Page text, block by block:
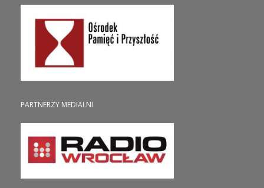
PARTNERZY MEDIALNI